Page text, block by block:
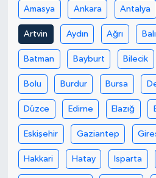
Amasya Ankara Antalya
Artvin Aydın Ağrı
Batman Bayburt Bilecik
Bolu Burdur Bursa
Düzce Edirne Elazığ
Eskişehir Gaziantep
Hakkari Hatay Isparta